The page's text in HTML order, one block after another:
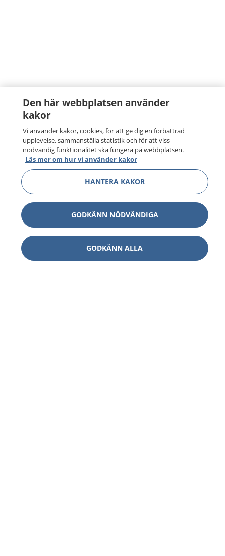
Den här webbplatsen använder
kakor
Vi använder kakor, cookies, för att ge dig en förbättrad
upplevelse, sammanställa statistik och för att viss
nödvändig funktionalitet ska fungera på webbplatsen.
Läs mer om hur vi använder kakor
HANTERA KAKOR
GODKÄNN NÖDVÄNDIGA
GODKÄNN ALLA